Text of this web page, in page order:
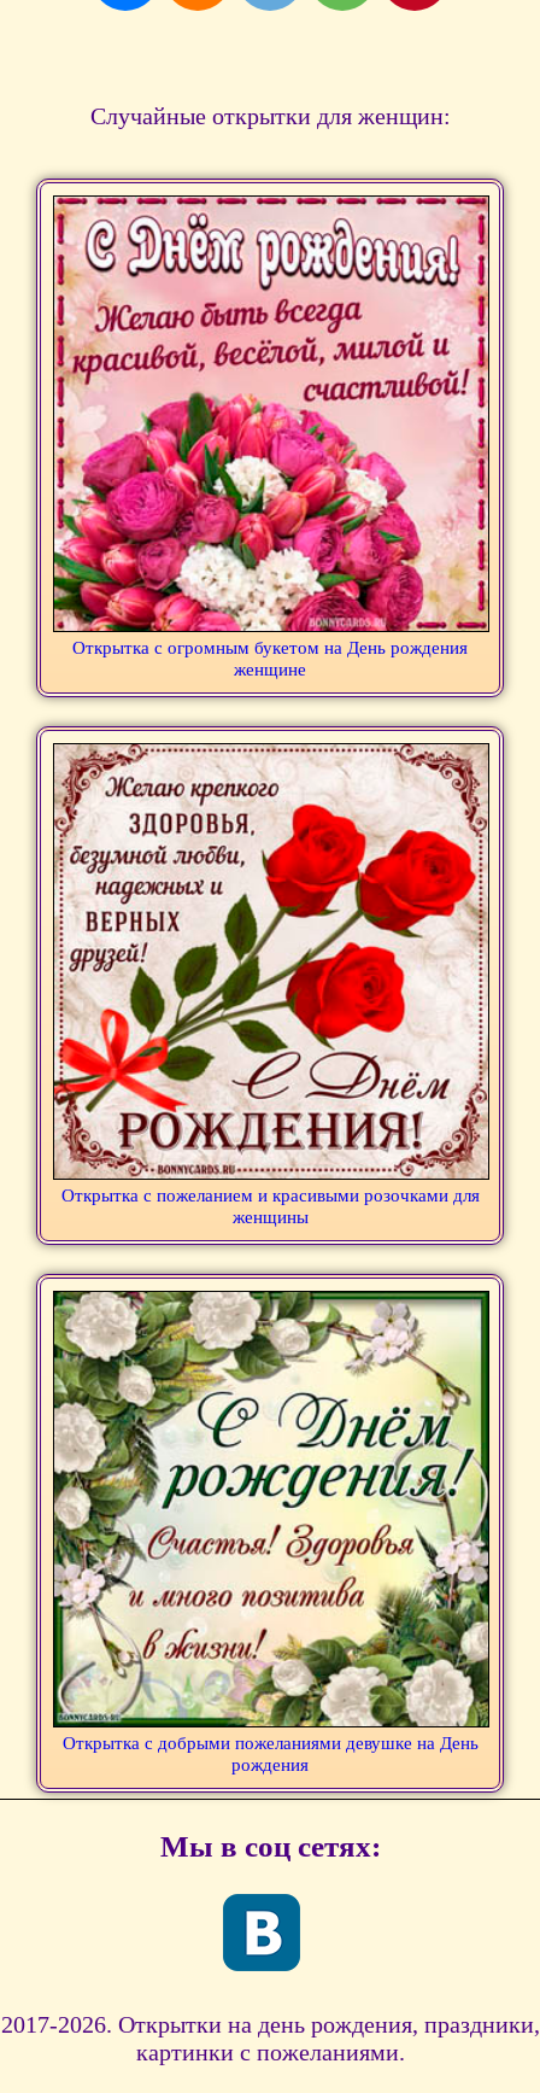
Случайные открытки для женщин:
Открытка с огромным букетом на День рождения
женщине
Открытка с пожеланием и красивыми розочками для
женщины
Открытка с добрыми пожеланиями девушке на День
рождения
Мы в соц сетях:
2017-2026. Открытки на день рождения, праздники,
картинки с пожеланиями.